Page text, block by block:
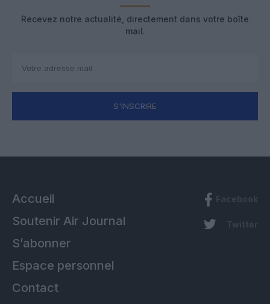
Recevez notre actualité, directement dans votre boîte
mail.
S'INSCRIRE
Accueil
Soutenir Air Journal
S’abonner
Espace personnel
Contact